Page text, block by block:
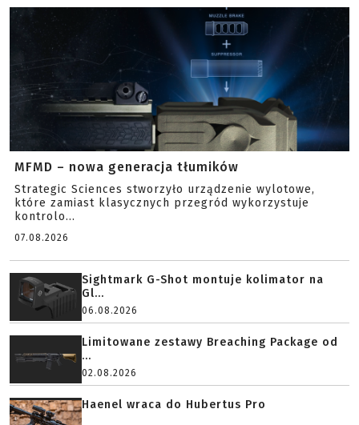
MFMD – nowa generacja tłumików
Strategic Sciences stworzyło urządzenie wylotowe,
które zamiast klasycznych przegród wykorzystuje
kontrolo...
07.08.2026
Sightmark G-Shot montuje kolimator na
Gl...
06.08.2026
Limitowane zestawy Breaching Package od
...
02.08.2026
Haenel wraca do Hubertus Pro